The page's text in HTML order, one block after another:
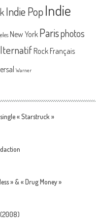
Indie PopIndie
New York Parisphotos
Rock Français
Warner
« Starstruck »
» & « Drug Money »
(2008)